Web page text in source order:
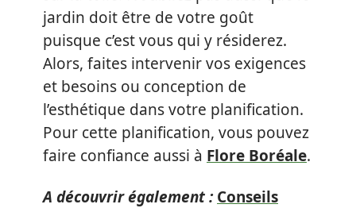
jardin doit être de votre goût
puisque c’est vous qui y résiderez.
Alors, faites intervenir vos exigences
et besoins ou conception de
l’esthétique dans votre planification.
Pour cette planification, vous pouvez
faire confiance aussi à Flore Boréale.
A découvrir également : Conseils